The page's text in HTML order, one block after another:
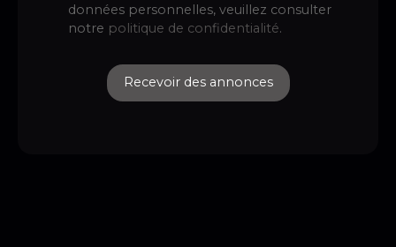
données personnelles, veuillez consulter
notre politique de confidentialité.
Recevoir des annonces